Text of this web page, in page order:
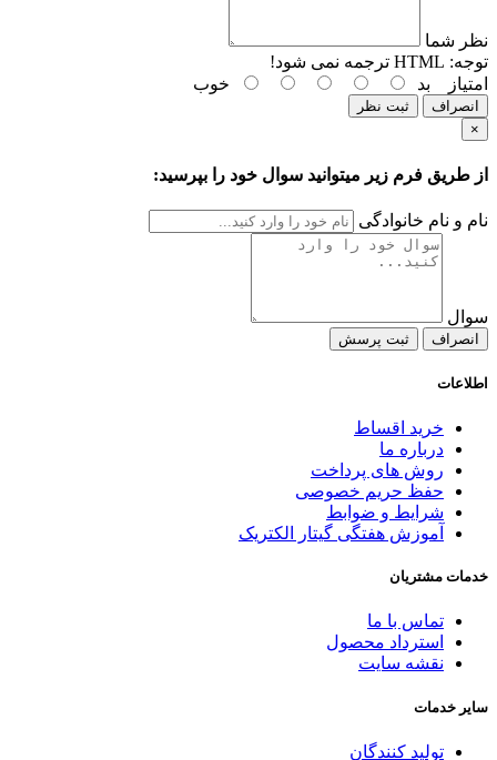
نظر شما
توجه:
امتیاز
بد خوب
انصراف
ثبت نظر
×
از طریق فرم زیر میتوانید سوال خود را بپرسید:
نام و نام خانوادگی
سوال
انصراف ثبت پرسش
اطلاعات
خرید اقساط
درباره ما
روش های پرداخت
حفظ حریم خصوصی
شرایط و ضوابط
آموزش هفتگی گیتار الکتریک
خدمات مشتریان
تماس با ما
استرداد محصول
نقشه سایت
سایر خدمات
تولید کنندگان